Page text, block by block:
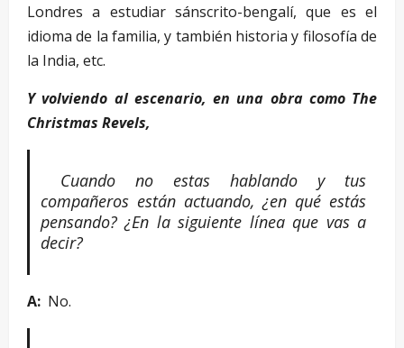
Londres a estudiar sánscrito-bengalí, que es el
idioma de la familia, y también historia y filosofía de
la India, etc.
Y volviendo al escenario, en una obra como The
Christmas Revels,
Cuando no estas hablando y tus
compañeros están actuando, ¿en qué estás
pensando? ¿En la siguiente línea que vas a
decir?
A: No.